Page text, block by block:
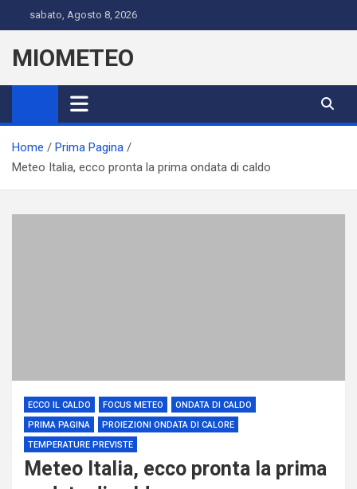
to
content
sabato, Agosto 8, 2026
MIOMETEO
Home
Prima Pagina
Meteo Italia, ecco pronta la prima ondata di caldo
ECCO IL CALDO FOCUS METEO
ONDATA DI CALDO
PRIMA PAGINA
PROIEZIONI ONDATA DI CALORE
TEMPERATURE PREVISTE
Meteo Italia, ecco pronta la prima